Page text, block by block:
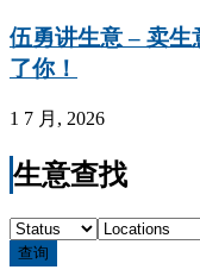
伍勇讲生意 – 卖
了你！
1 7 月, 2026
生意查找
查询